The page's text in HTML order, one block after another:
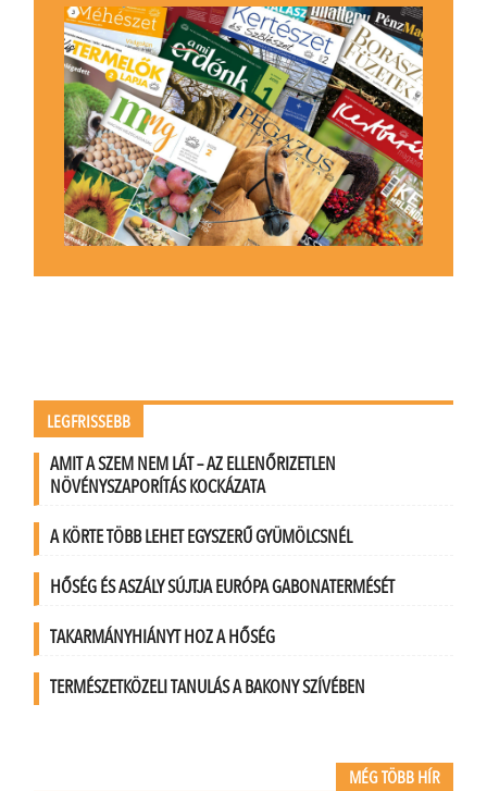
LEGFRISSEBB
AMIT A SZEM NEM LÁT – AZ ELLENŐRIZETLEN
NÖVÉNYSZAPORÍTÁS KOCKÁZATA
A KÖRTE TÖBB LEHET EGYSZERŰ GYÜMÖLCSNÉL
HŐSÉG ÉS ASZÁLY SÚJTJA EURÓPA GABONATERMÉSÉT
TAKARMÁNYHIÁNYT HOZ A HŐSÉG
TERMÉSZETKÖZELI TANULÁS A BAKONY SZÍVÉBEN
MÉG TÖBB HÍR